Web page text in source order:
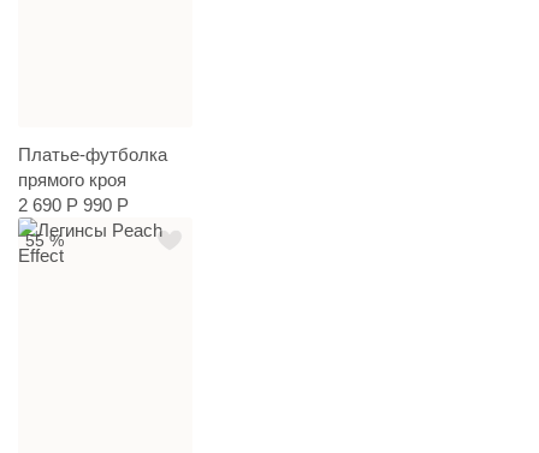
Платье-футболка
прямого кроя
2 690 Р 990 Р
55 %